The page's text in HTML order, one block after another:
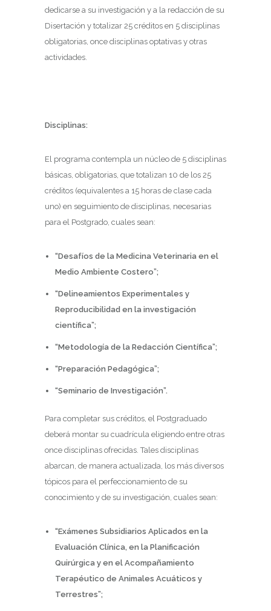
dedicarse a su investigación y a la redacción de su
Disertación y totalizar 25 créditos en 5 disciplinas
obligatorias, once disciplinas optativas y otras
actividades.
Disciplinas:
El programa contempla un núcleo de 5 disciplinas
básicas, obligatorias, que totalizan 10 de los 25
créditos (equivalentes a 15 horas de clase cada
uno) en seguimiento de disciplinas, necesarias
para el Postgrado, cuales sean:
“Desafíos de la Medicina Veterinaria en el
Medio Ambiente Costero”;
“Delineamientos Experimentales y
Reproducibilidad en la investigación
científica”;
“Metodología de la Redacción Científica”;
“Preparación Pedagógica”;
“Seminario de Investigación”.
Para completar sus créditos, el Postgraduado
deberá montar su cuadrícula eligiendo entre otras
once disciplinas ofrecidas. Tales disciplinas
abarcan, de manera actualizada, los más diversos
tópicos para el perfeccionamiento de su
conocimiento y de su investigación, cuales sean:
“Exámenes Subsidiarios Aplicados en la
Evaluación Clínica, en la Planificación
Quirúrgica y en el Acompañamiento
Terapéutico de Animales Acuáticos y
Terrestres”;